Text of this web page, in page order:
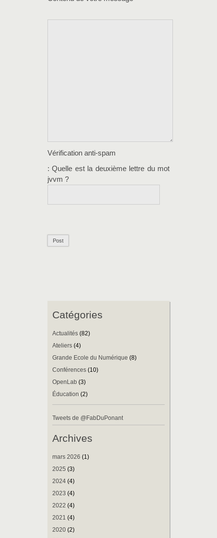
Vérification anti-spam
: Quelle est la deuxièmelettre du mot
jvvm ?
Catégories
Actualités (82)
Ateliers (4)
Grande Ecole du Numérique (8)
Conférences (10)
OpenLab (3)
Éducation (2)
Tweets de @FabDuPonant
Archives
mars 2026 (1)
2025 (3)
2024 (4)
2023 (4)
2022 (4)
2021 (4)
2020 (2)